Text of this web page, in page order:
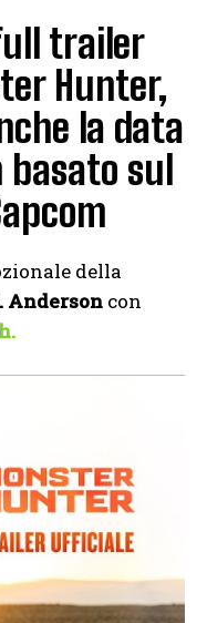
trailer
Hunter,
la data
sul
della
Anderson con